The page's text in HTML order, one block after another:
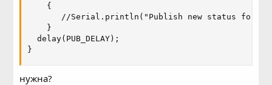
    {
//Serial.println("Publish new status for "
    }
  delay(PUB_DELAY);
}
нужна?